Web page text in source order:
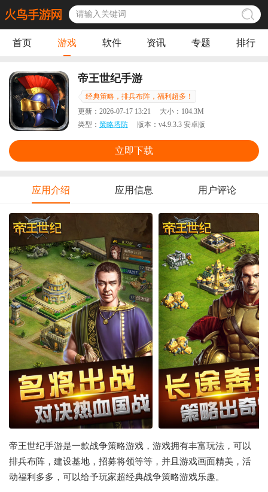
首页 游戏 软件 资讯 专题 排行
帝王世纪手游
经典策略，排兵布阵，福利超多！
更新： 2026-07-17 13:21 大小： 104.3M
类型： 策略塔防 版本： v4.9.3.3 安卓版
立即下载
应用介绍 应用信息 用户评论
帝王世纪手游是一款战争策略游戏，游戏拥有丰富玩法，可以
排兵布阵，建设基地，招募将领等等，并且游戏画面精美，活
动福利多多，可以给予玩家超经典战争策略游戏乐趣。